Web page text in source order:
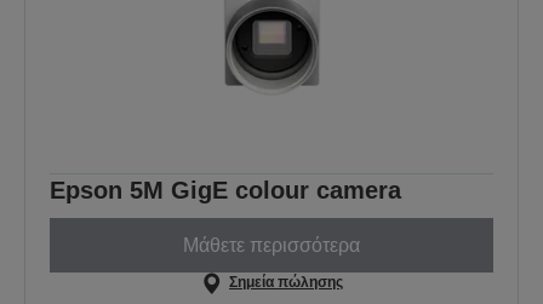
Epson 5M GigE colour camera
Μάθετε περισσότερα
Σημεία πώλησης